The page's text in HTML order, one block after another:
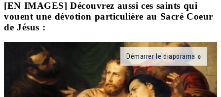
[EN IMAGES] Découvrez aussi ces saints qui
vouent une dévotion particulière au Sacré Coeur
de Jésus :
Démarrer le diaporama